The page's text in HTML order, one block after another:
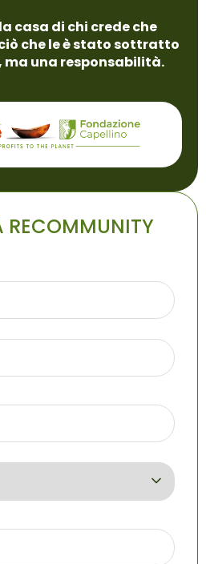
casa di chi crede che
che le è stato sottratto
ma una responsabilità.
RECOMMUNITY